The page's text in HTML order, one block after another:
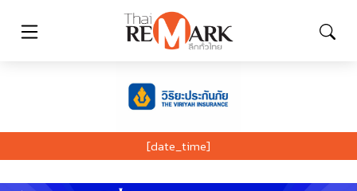
[date_time]